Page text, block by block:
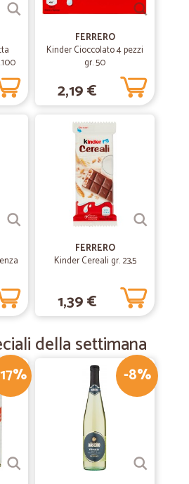
FERRERO
Kinder Cioccolato 4 pezzi
gr. 50
2,19 €
FERRERO
Kinder Cereali gr. 23,5
1,39 €
della settimana
-8%